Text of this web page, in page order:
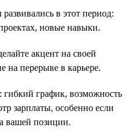
в этот период:
новые навыки.
акцент на своей
на перерыве в карьере.
гибкий график, возможность
зарплаты, особенно если
вашей позиции.